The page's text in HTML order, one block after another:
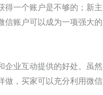
得一个账户是不够的；新主
信账户可以成为一项强大的
企业互动提供的好处。虽然
做，买家可以充分利用微信